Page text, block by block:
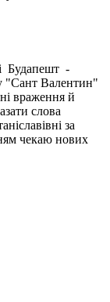
Будапешт -
"Сант Валентин"
враження й
слова
за
чекаю нових